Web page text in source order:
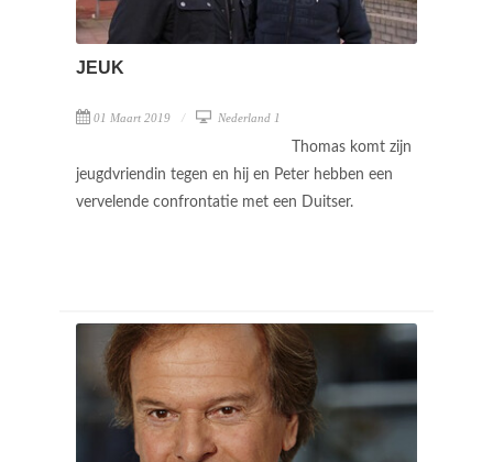
JEUK
01 Maart 2019 Nederland 1
Thomas komt zijn
jeugdvriendin tegen en hij en Peter hebben een
vervelende confrontatie met een Duitser.